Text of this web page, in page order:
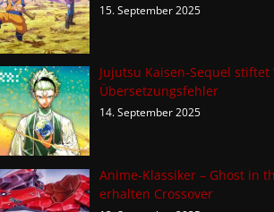
15. September 2025
Jujutsu Kaisen-Sequel
Übersetzungsfehler
14. September 2025
Anime-Klassiker – Ghost in
erhalten Crossover